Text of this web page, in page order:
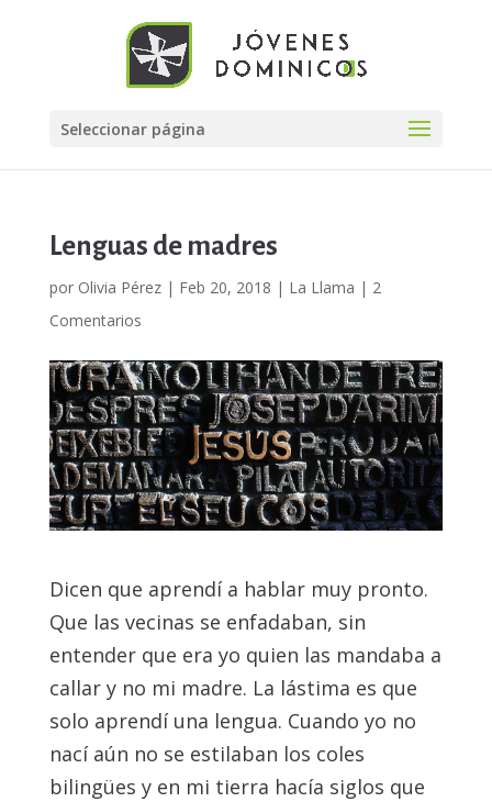
Seleccionar página
Lenguas de madres
por Olivia Pérez| Feb 20, 2018 | La Llama | 2
Comentarios
Dicen que aprendí a hablar muy pronto.
Que las vecinas se enfadaban, sin
entender que era yo quien las mandaba a
callar y no mi madre. La lástima es que
solo aprendí una lengua. Cuando yo no
nací aún no se estilaban los coles
bilingües y en mi tierra hacía siglos que